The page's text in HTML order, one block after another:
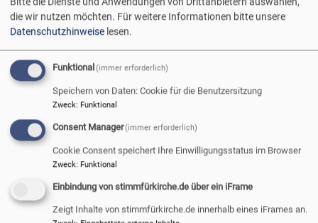
Der Kirchenpfleger bzw. die Kirchenpflegerin – so heißt es
im Gesetz – achtet darauf, dass der Haushaltsplan
eingehalten wird, alle Einkünfte erhoben und die fälligen
Ausgaben geleistet werden (§ 54 Abs. 1 Satz 3 KGO). Er ist
nicht derjenige, der diese Aufgaben selbst erfüllen müsste.
Das Einzahlen von Bargeld und das Überweisen von
Beträgen von Konten der Kirchengemeinde ist nach dem
Gesetz nicht seine Aufgabe. Dass aus Gründen der
Praktikabilität oder mangels weiterer Unterstützung der
Kirchenpfleger diese administrativen Aufgaben in vielen
Fällen auch gleich selbst erledigt, bedeutet aber nicht, dass
diese Aufgaben seine eigentliche Funktion ausmachen.
die wir nutzen möchten. Für weitere Informationen bitte unsere
Datenschutzhinweise lesen.
Funktional (immer erforderlich)
Speichern von Daten: Cookie für die Benutzersitzung
Zweck: Funktional
Consent Manager(immer erforderlich)
Cookie Consent speichert Ihre Einwilligungsstatus im Browser
Zweck: Funktional
Einbindung von stimmfürkirche.de über ein iFrame
Zeigt Inhalte von stimmfürkirche.de innerhalb eines iFrames an.